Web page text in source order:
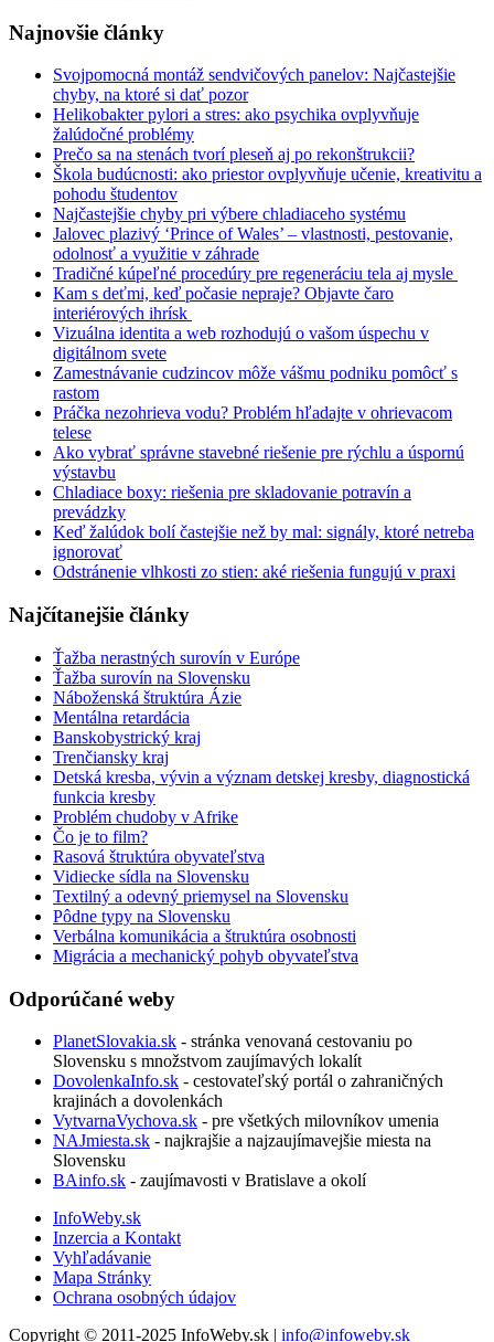
Najnovšie články
Svojpomocná montáž sendvičových panelov: Najčastejšie
chyby, na ktoré si dať pozor
Helikobakter pylori a stres: ako psychika ovplyvňuje
žalúdočné problémy
Prečo sa na stenách tvorí pleseň aj po rekonštrukcii?
Škola budúcnosti: ako priestor ovplyvňuje učenie, kreativitu a
pohodu študentov
Najčastejšie chyby pri výbere chladiaceho systému
Jalovec plazivý ‘Prince of Wales’ – vlastnosti, pestovanie,
odolnosť a využitie v záhrade
Tradičné kúpeľné procedúry pre regeneráciu tela aj mysle
Kam s deťmi, keď počasie nepraje? Objavte čaro
interiérových ihrísk
Vizuálna identita a web rozhodujú o vašom úspechu v
digitálnom svete
Zamestnávanie cudzincov môže vášmu podniku pomôcť s
rastom
Práčka nezohrieva vodu? Problém hľadajte v ohrievacom
telese
Ako vybrať správne stavebné riešenie pre rýchlu a úspornú
výstavbu
Chladiace boxy: riešenia pre skladovanie potravín a
prevádzky
Keď žalúdok bolí častejšie než by mal: signály, ktoré netreba
ignorovať
Odstránenie vlhkosti zo stien: aké riešenia fungujú v praxi
Najčítanejšie články
Ťažba nerastných surovín v Európe
Ťažba surovín na Slovensku
Náboženská štruktúra Ázie
Mentálna retardácia
Banskobystrický kraj
Trenčiansky kraj
Detská kresba, vývin a význam detskej kresby, diagnostická
funkcia kresby
Problém chudoby v Afrike
Čo je to film?
Rasová štruktúra obyvateľstva
Vidiecke sídla na Slovensku
Textilný a odevný priemysel na Slovensku
Pôdne typy na Slovensku
Verbálna komunikácia a štruktúra osobnosti
Migrácia a mechanický pohyb obyvateľstva
Odporúčané weby
PlanetSlovakia.sk - stránka venovaná cestovaniu po
Slovensku s množstvom zaujímavých lokalít
DovolenkaInfo.sk - cestovateľský portál o zahraničných
krajinách a dovolenkách
VytvarnaVychova.sk - pre všetkých milovníkov umenia
NAJmiesta.sk - najkrajšie a najzaujímavejšie miesta na
Slovensku
BAinfo.sk - zaujímavosti v Bratislave a okolí
InfoWeby.sk
Inzercia a Kontakt
Vyhľadávanie
Mapa Stránky
Ochrana osobných údajov
Copyright © 2011-2025 InfoWeby.sk | info@infoweby.sk